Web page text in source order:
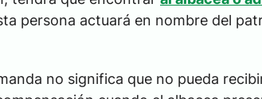
persona actuará en nombre del
no significa que no pueda